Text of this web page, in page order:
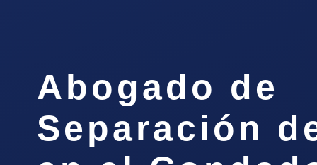
Abogado de
Separación